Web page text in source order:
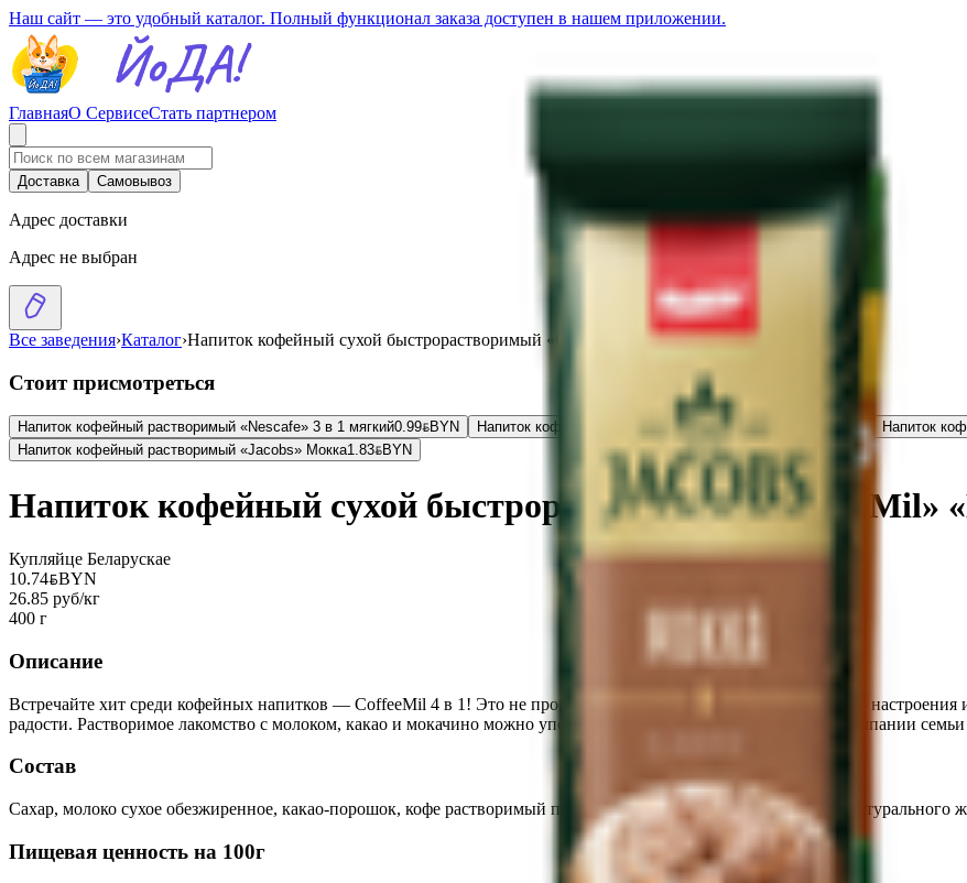
Наш сайт — это удобный каталог. Полный функционал заказа доступен в нашем приложении.
ГлавнаяО СервисеСтать партнером
Доставка Самовывоз
Адрес доставки
Адрес не выбран
Все заведения›Каталог›Напиток кофейный сухой быстрорастворимый «CoffeMil» «Беллакт»
Стоит присмотреться
Напиток кофейный растворимый «Nescafe» 3 в 1 мягкий0.99BYNBYN Напиток кофейный растворимый «Nescafe» latte BYNBYN Напиток
Напиток кофейный растворимый «Jacobs» Мокка1.83BYNBYN
Напиток кофейный сухой быстрорастворимый «CoffeMil»
Купляйце Беларускае
10.74BYNBYN
26.85 руб/кг
400 г
Описание
Встречайте хит среди кофейных напитков — CoffeeMil 4 в 1! Это не просто кофе, а настоящий драйвер хорошего
радости. Растворимое лакомство с молоком, какао и мокачино можно употреблять в любой ситуации: дома, в компании
Состав
Сахар, молоко сухое обезжиренное, какао-порошок, кофе растворимый порошкообразный с добавлением кофе натурального
Пищевая ценность на 100г